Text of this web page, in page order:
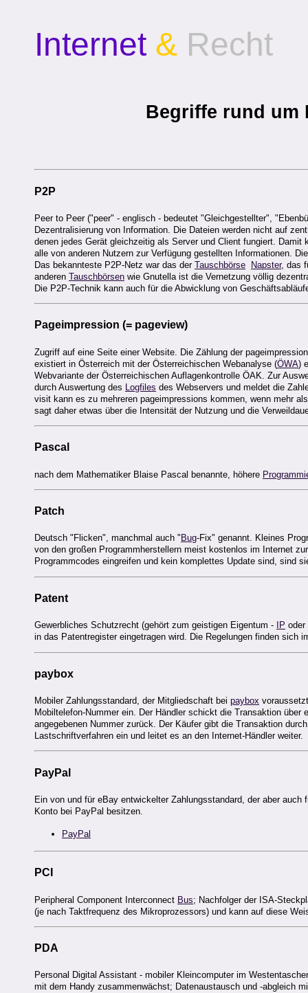
Internet & Recht
Begriffe rund um
P2P
Peer to Peer ("peer" - englisch - bedeutet "Gleichgestellter",
Dezentralisierung von Information. Die Dateien werden nicht auf
denen jedes Gerät gleichzeitig als Server und Client fungiert.
alle von anderen Nutzern zur Verfügung gestellten Informationen.
Das bekannteste P2P-Netz war das der Tauschbörse Napster, das
anderen Tauschbörsen wie Gnutella ist die Vernetzung völlig
Die P2P-Technik kann auch für die Abwicklung von
Pageimpression (= pageview)
Zugriff auf eine Seite einer Website. Die Zählung der
existiert in Österreich mit der Österreichischen Webanalyse (ÖWA)
Webvariante der Österreichischen Auflagenkontrolle ÖAK. Zur
durch Auswertung des Logfiles des Webservers und meldet die
visit kann es zu mehreren pageimpressions kommen, wenn mehr
sagt daher etwas über die Intensität der Nutzung und die
Pascal
nach dem Mathematiker Blaise Pascal benannte, höhere
Patch
Deutsch "Flicken", manchmal auch " Bug-Fix" genannt. Kleines
von den großen Programmherstellern meist kostenlos im Internet
Programmcodes eingreifen und kein komplettes Update sind, sind
Patent
Gewerbliches Schutzrecht (gehört zum geistigen Eigentum - IP oder
in das Patentregister eingetragen wird. Die Regelungen finden sich
paybox
Mobiler Zahlungsstandard, der Mitgliedschaft bei paybox
Mobiltelefon-Nummer ein. Der Händler schickt die Transaktion
angegebenen Nummer zurück. Der Käufer gibt die Transaktion
Lastschriftverfahren ein und leitet es an den Internet-Händler weiter.
PayPal
Ein von und für eBay entwickelter Zahlungsstandard, der aber
Konto bei PayPal besitzen.
PayPal
PCI
Peripheral Component Interconnect Bus; Nachfolger der ISA-
(je nach Taktfrequenz des Mikroprozessors) und kann auf diese
PDA
Personal Digital Assistant - mobiler Kleincomputer im
mit dem Handy zusammenwächst; Datenaustausch und -abgleich